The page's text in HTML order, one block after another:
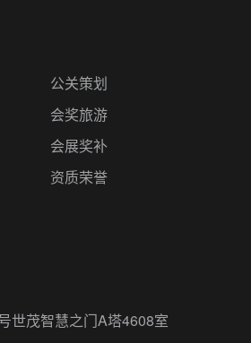
公关策划
会奖旅游
会展奖补
资质荣誉
世茂智慧之门A塔4608室